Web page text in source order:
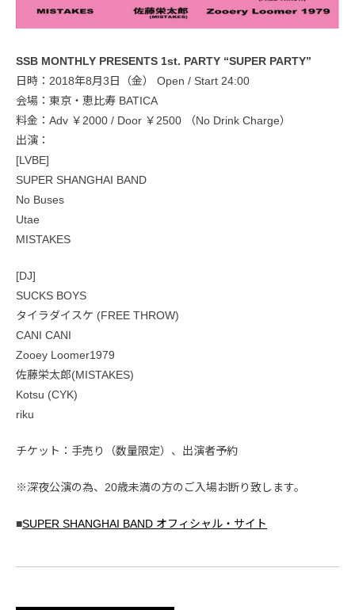
SSB MONTHLY PRESENTS 1st. PARTY “SUPER PARTY”
日時：2018年8月3日（金） Open / Start 24:00
会場：東京・恵比寿 BATICA
料金：Adv ￥2000 / Door ￥2500 （No Drink Charge）
出演：
[LVBE]
SUPER SHANGHAI BAND
No Buses
Utae
MISTAKES
[DJ]
SUCKS BOYS
タイラダイスケ (FREE THROW)
CANI CANI
Zooey Loomer1979
佐藤栄太郎(MISTAKES)
Kotsu (CYK)
riku
チケット：手売り（数量限定）、出演者予約
※深夜公演の為、20歳未満の方のご入場お断り致します。
■SUPER SHANGHAI BAND オフィシャル・サイト